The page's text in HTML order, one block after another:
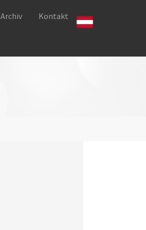
Archiv Kontakt